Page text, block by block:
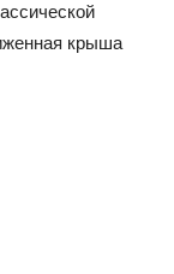
крыша